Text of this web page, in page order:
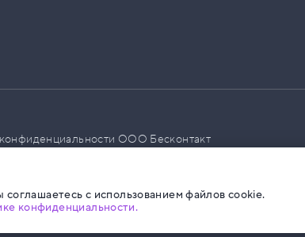
ООО Бесконтакт
соглашаетесь с использованием файлов cookie.
конфиденциальности.